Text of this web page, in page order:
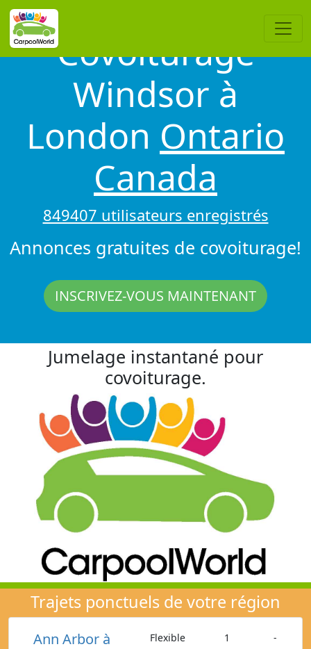
Covoiturage
Windsor à
London Ontario
Canada
849407 utilisateurs enregistrés
Annonces gratuites de covoiturage!
INSCRIVEZ-VOUS MAINTENANT
Jumelage instantané pour
covoiturage.
Trajets ponctuels de votre région
Ann Arbor à
Flexible 1 -